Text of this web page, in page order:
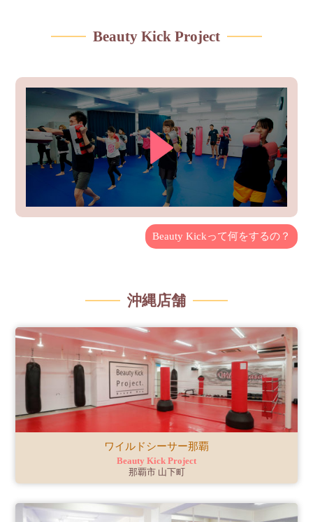
Beauty Kick Project
Beauty Kickって何をするの？
沖縄店舗
ワイルドシーサー那覇
Beauty Kick Project
那覇市 山下町